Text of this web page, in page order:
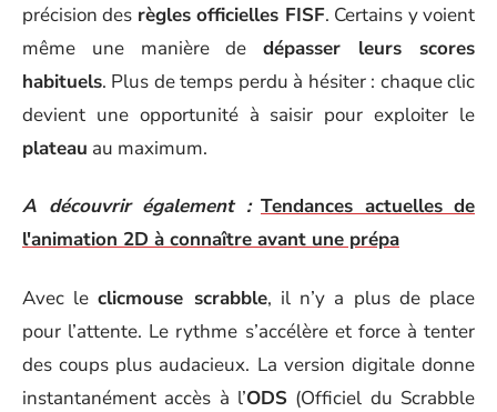
précision des règles officielles FISF. Certains y voient
même une manière dedépasser leurs scores
habituels. Plus de temps perdu à hésiter : chaque clic
devient une opportunité à saisir pour exploiter le
plateau au maximum.
A découvrir également : Tendances actuelles de
l'animation 2D à connaître avant une prépa
Avec leclicmouse scrabble, il n’y a plus de place
pour l’attente. Le rythme s’accélère et force à tenter
des coups plus audacieux. La version digitale donne
instantanément accès à l’ODS (Officiel du Scrabble